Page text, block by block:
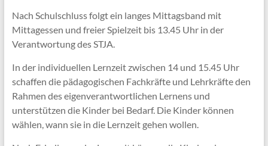
Nach Schulschluss folgt ein langes Mittagsband mit
Mittagessen und freier Spielzeit bis 13.45 Uhr in der
Verantwortung des STJA.
In der individuellen Lernzeit zwischen 14 und 15.45 Uhr
schaffen die pädagogischen Fachkräfte und Lehrkräfte den
Rahmen des eigenverantwortlichen Lernens und
unterstützen die Kinder bei Bedarf. Die Kinder können
wählen, wann sie in die Lernzeit gehen wollen.